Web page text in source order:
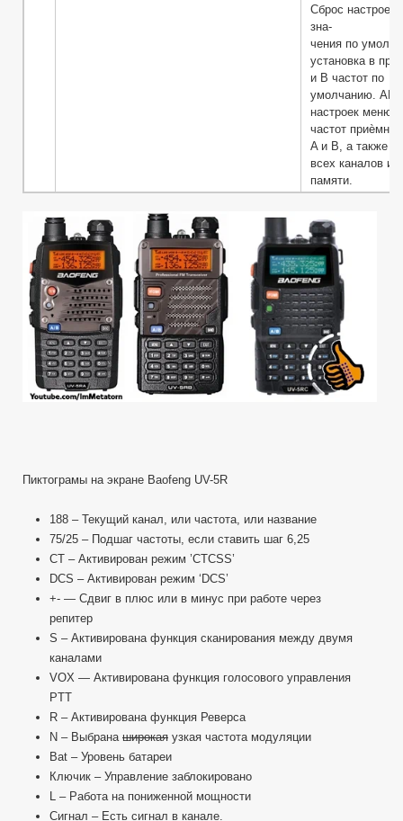
Сброс настроек
зна-
чения по
установка в
и B частот по
умолчанию. ALL
настроек меню,
частот
A и B, а также
всех каналов из
памяти.
Пиктограмы на экране Baofeng UV-5R
188 – Текущий канал, или частота, или название
75/25 – Подшаг частоты, если ставить шаг 6,25
CT – Активирован режим ’CTCSS’
DCS – Активирован режим ‘DCS’
+- — Сдвиг в плюс или в минус при работе через
репитер
S – Активирована функция сканирования между двумя
каналами
VOX — Активирована функция голосового управления
PTT
R – Активирована функция Реверса
N – Выбрана широкая узкая частота модуляции
Bat – Уровень батареи
Ключик – Управление заблокировано
L – Работа на пониженной мощности
Сигнал – Есть сигнал в канале.